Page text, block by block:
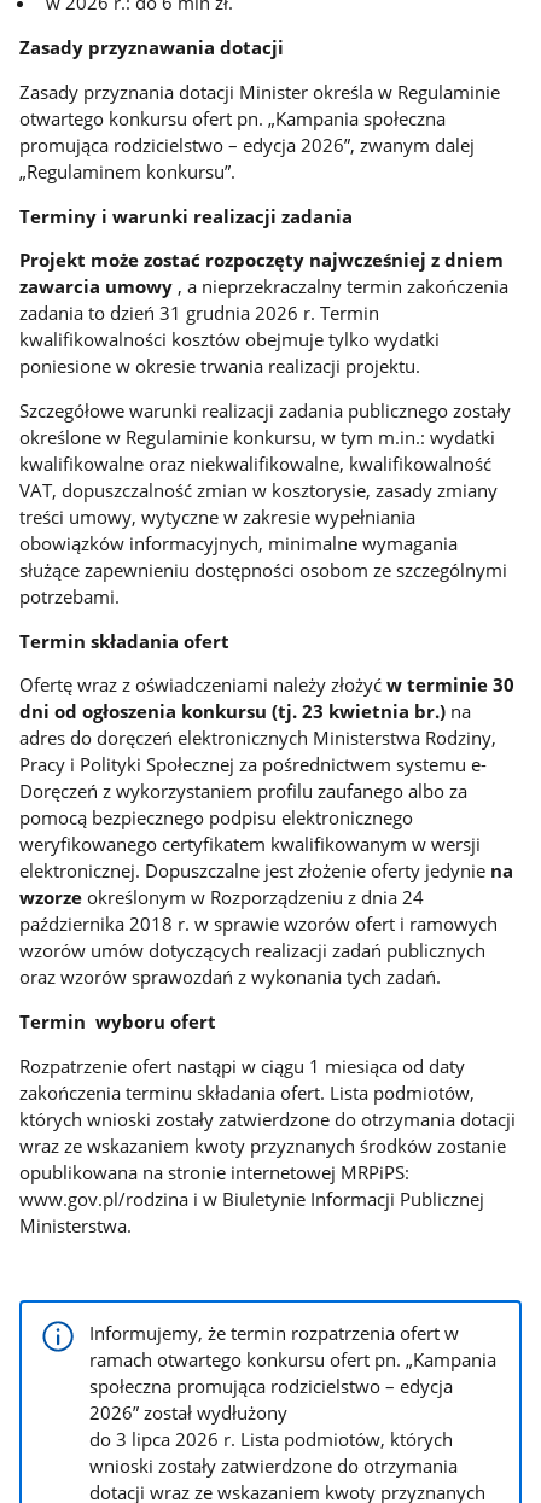
Zasady przyznawania dotacji
Zasady przyznania dotacji Minister określa w Regulaminie
otwartego konkursu ofert pn. „Kampania społeczna
promująca rodzicielstwo – edycja 2026”, zwanym dalej
„Regulaminem konkursu”.
Terminy i warunki realizacji zadania
Projekt może zostać rozpoczęty najwcześniej z dniem
zawarcia umowy , a nieprzekraczalny termin zakończenia
zadania to dzień 31 grudnia 2026 r. Termin
kwalifikowalności kosztów obejmuje tylko wydatki
poniesione w okresie trwania realizacji projektu.
Szczegółowe warunki realizacji zadania publicznego zostały
określone w Regulaminie konkursu, w tym m.in.: wydatki
kwalifikowalne oraz niekwalifikowalne, kwalifikowalność
VAT, dopuszczalność zmian w kosztorysie, zasady zmiany
treści umowy, wytyczne w zakresie wypełniania
obowiązków informacyjnych, minimalne wymagania
służące zapewnieniu dostępności osobom ze szczególnymi
potrzebami.
Termin składania ofert
Ofertę wraz z oświadczeniami należy złożyćw terminie 30
dni od ogłoszenia konkursu (tj. 23 kwietnia br.) na
adres do doręczeń elektronicznych Ministerstwa Rodziny,
Pracy i Polityki Społecznej za pośrednictwem systemu e-
Doręczeń z wykorzystaniem profilu zaufanego albo za
pomocą bezpiecznego podpisu elektronicznego
weryfikowanego certyfikatem kwalifikowanym w wersji
elektronicznej. Dopuszczalne jest złożenie oferty jedynie na
wzorze określonym w Rozporządzeniu z dnia 24
października 2018 r. w sprawie wzorów ofert i ramowych
wzorów umów dotyczących realizacji zadań publicznych
oraz wzorów sprawozdań z wykonania tych zadań.
Termin wyboru ofert
Rozpatrzenie ofert nastąpi w ciągu 1 miesiąca od daty
zakończenia terminu składania ofert. Lista podmiotów,
których wnioski zostały zatwierdzone do otrzymania dotacji
wraz ze wskazaniem kwoty przyznanych środków zostanie
opublikowana na stronie internetowej MRPiPS:
www.gov.pl/rodzina i w Biuletynie Informacji Publicznej
Ministerstwa.
Informujemy, że termin rozpatrzenia ofert w
ramach otwartego konkursu ofert pn. „Kampania
społeczna promująca rodzicielstwo – edycja
2026” został wydłużony
do 3 lipca 2026 r. Lista podmiotów, których
wnioski zostały zatwierdzone do otrzymania
dotacji wraz ze wskazaniem kwoty przyznanych